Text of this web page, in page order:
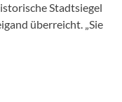
Stadtsiegel
überreicht. „Sie